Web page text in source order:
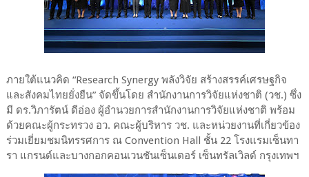
ภายใต้แนวคิด “Research Synergy พลังวิจัย สร้างสรรค์เศรษฐกิจ
และสังคมไทยยั่งยืน” จัดขึ้นโดย สำนักงานการวิจัยแห่งชาติ (วช.) ซึ่ง
มี ดร.วิภารัตน์ ดีอ่อง ผู้อำนวยการสํานักงานการวิจัยแห่งชาติ พร้อม
ด้วยคณะผู้กระทรวง อว. คณะผู้บริหาร วช. และหน่วยงานที่เกี่ยวข้อง
ร่วมเยี่ยมชมนิทรรศการ ณ Convention Hall ชั้น 22 โรงแรมเซ็นทา
รา แกรนด์และบางกอกคอนเวนชันเซ็นเตอร์ เซ็นทรัลเวิลด์ กรุงเทพฯ